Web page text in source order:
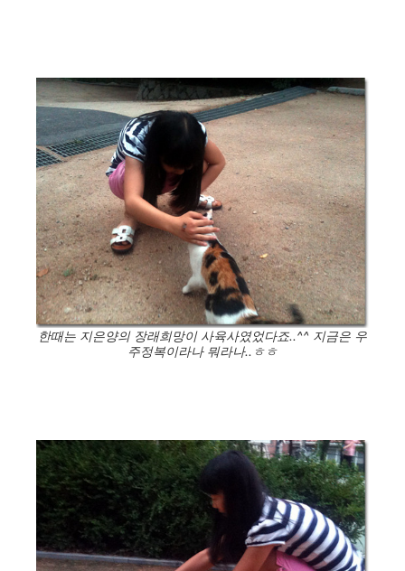
한때는 지은양의 장래희망이 사육사였었다죠..^^ 지금은 우
주정복이라나 뭐라나..ㅎㅎ